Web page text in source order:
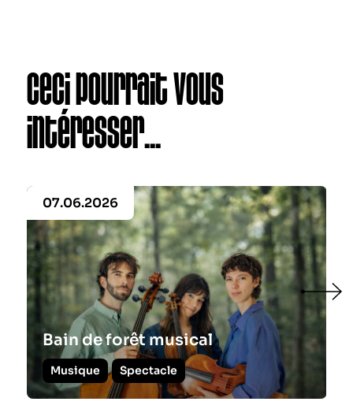
Ceci pourrait vous
intéresser...
07.06.2026
Bain de forêt musical
Musique Spectacle